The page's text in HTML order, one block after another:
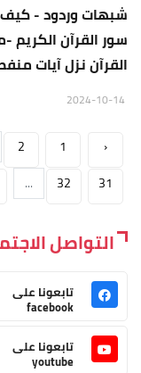
شبهات وردود -
سور القرآن الكريم
القرآن نزل آيات
‹
1
2
31
32
...
التواصل
تابعونا على
facebook
تابعونا على
youtube